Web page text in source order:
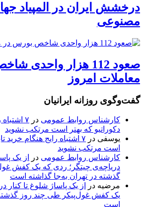
درخشش ایران در المپیاد
مصنوعی
صعود 112 هزار واحدی
معاملات امروز
گفت‌وگوی روزانه ایرانیان
کارشناس روابط عمومی در
۷
دکوراتیو که بهتر است مرتکب نشوید
یوسفی در
۷ اشتباه رایج هنگام خرید
است مرتکب نشوید
کارشناس روابط عمومی در
از یک
دریاچه‌ی چیتگر؛ ردی که یک کفش
گذشته در تهران به‌جا گذاشته است
مرضیه در
از یک پاساژ شلوغ تا کنار
یک کفش غول‌پیکر طی چند روز گذشته
است